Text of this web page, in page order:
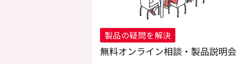
製品の疑問を解決
無料オンライン相談・製品説明会